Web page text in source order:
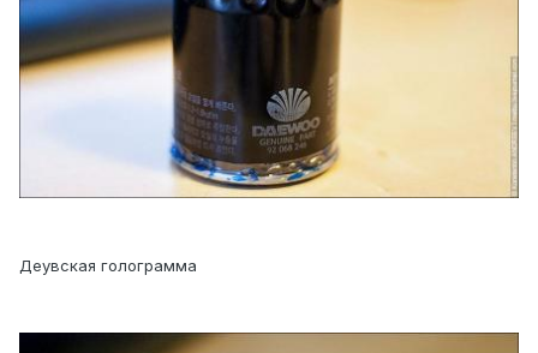
Деувская голограмма